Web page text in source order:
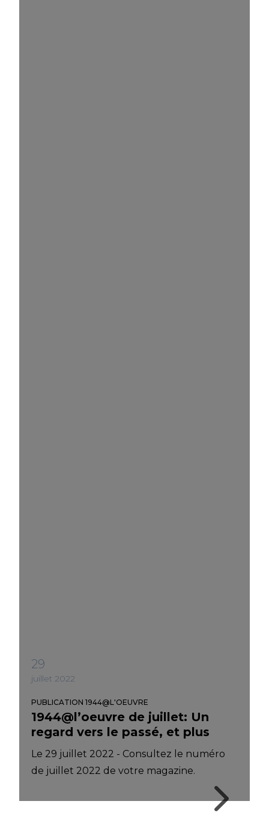
29
juillet 2022
PUBLICATION 1944@L'OEUVRE
1944@l’oeuvre de juillet: Un
regard vers le passé, et plus
Le 29 juillet 2022 - Consultez le numéro
de juillet 2022 de votre magazine.
1944@l’oeuvre de juillet: Un regard vers le